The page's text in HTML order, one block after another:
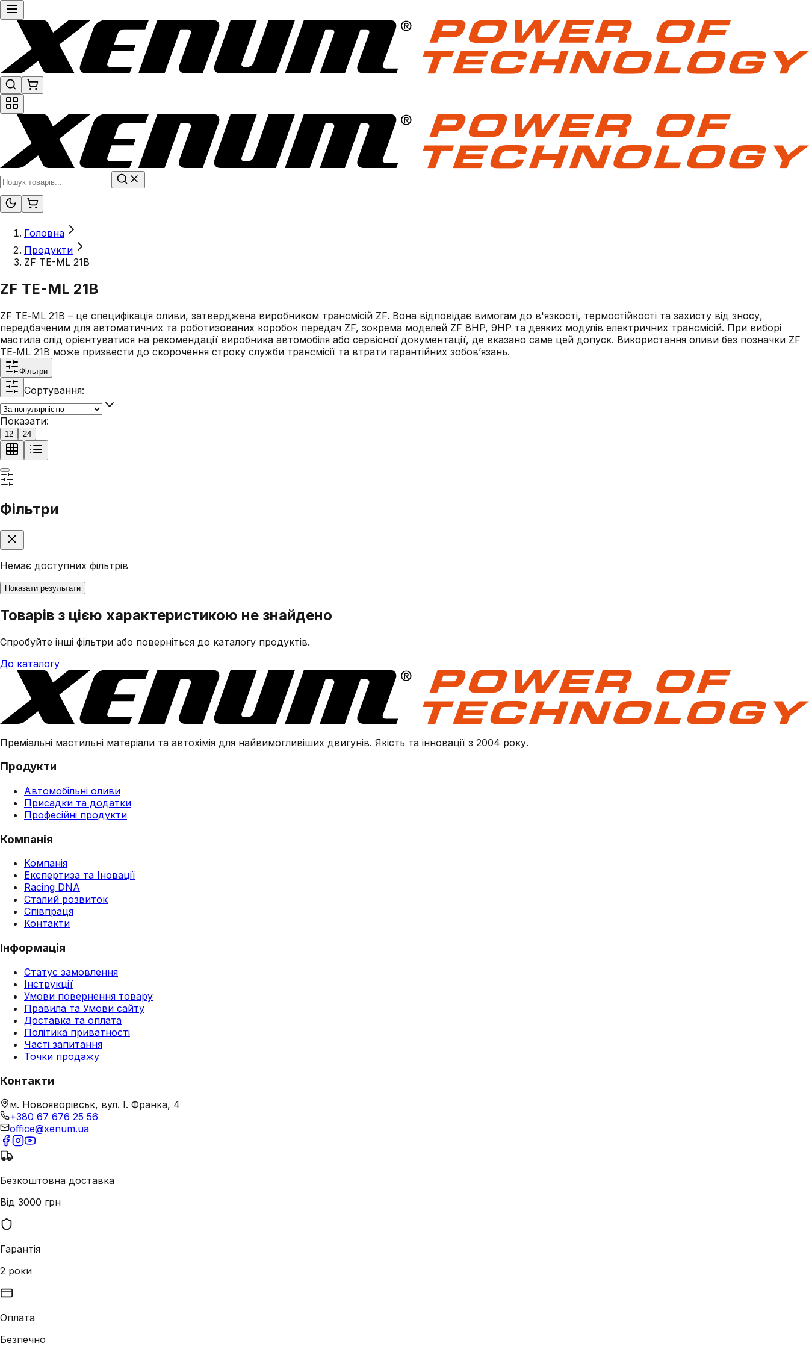
Головна
Продукти
ZF TE-ML 21B
ZF TE-ML 21B
ZF TE‑ML 21B – це специфікація оливи, затверджена виробником трансмісій ZF. Вона відповідає вимогам до в'язкості, термостійкості та захисту від зносу,
передбаченим для автоматичних та роботизованих коробок передач ZF, зокрема моделей ZF 8HP, 9HP та деяких модулів електричних трансмісій. При виборі
мастила слід орієнтуватися на рекомендації виробника автомобіля або сервісної документації, де вказано саме цей допуск. Використання оливи без позначки ZF
TE‑ML 21B може призвести до скорочення строку служби трансмісії та втрати гарантійних зобов’язань.
Фільтри
Сортування:
Показати:
12 24
Фільтри
Немає доступних фільтрів
Показати результати
Товарів з цією характеристикою не знайдено
Спробуйте інші фільтри або поверніться до каталогу продуктів.
До каталогу
Преміальні мастильні матеріали та автохімія для найвимогливіших двигунів. Якість та інновації з 2004 року.
Продукти
Автомобільні оливи
Присадки та додатки
Професійні продукти
Компанія
Компанія
Експертиза та Іновації
Racing DNA
Сталий розвиток
Співпраця
Контакти
Інформація
Статус замовлення
Інструкції
Умови повернення товару
Правила та Умови сайту
Доставка та оплата
Політика приватності
Часті запитання
Точки продажу
Контакти
м. Новояворівськ, вул. І. Франка, 4
+380 67 676 25 56
office@xenum.ua
Безкоштовна доставка
Від 3000 грн
Гарантія
2 роки
Оплата
Безпечно